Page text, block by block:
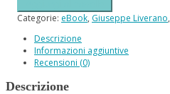
Categorie: eBook, Giuseppe Liverano,
Descrizione
Informazioni aggiuntive
Recensioni (0)
Descrizione